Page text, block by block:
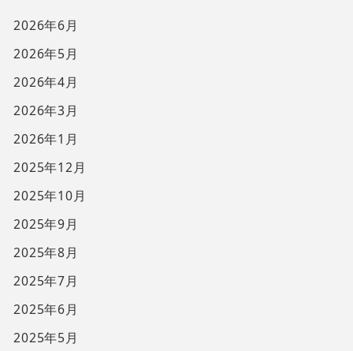
2026年6月
2026年5月
2026年4月
2026年3月
2026年1月
2025年12月
2025年10月
2025年9月
2025年8月
2025年7月
2025年6月
2025年5月